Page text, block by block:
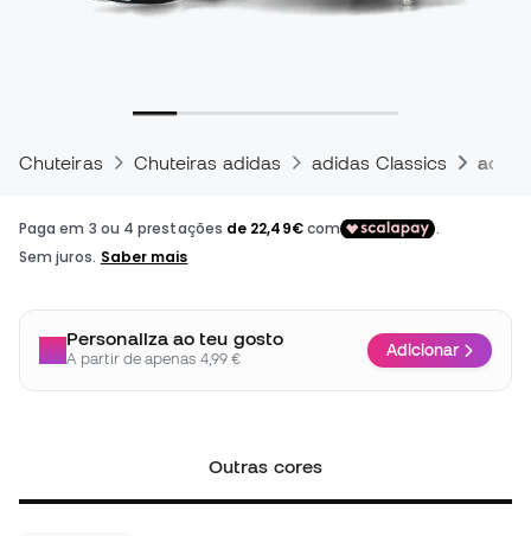
Chuteiras Chuteiras adidas adidas Classics
Personaliza ao teu gosto
A partir de apenas 4,99 € Adicionar
Outras cores